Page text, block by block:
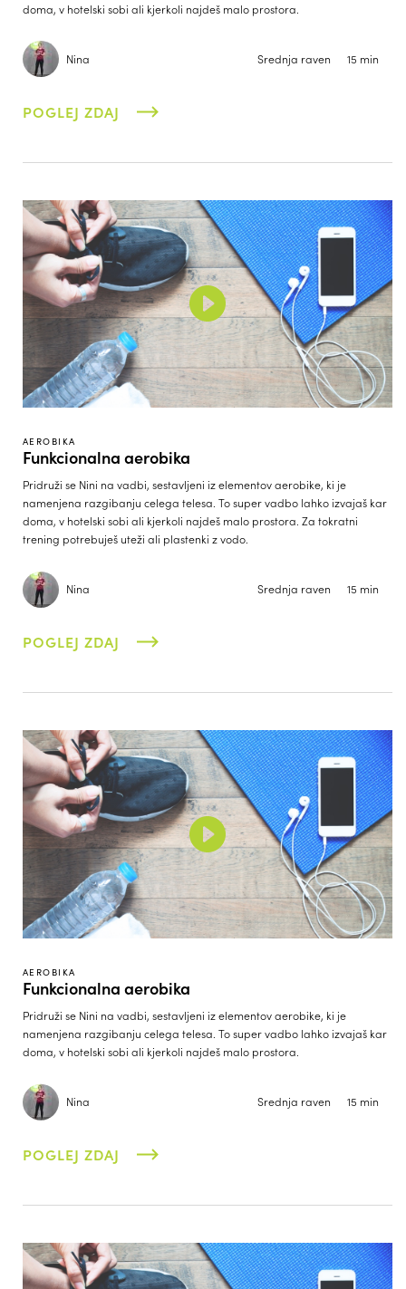
doma, v hotelski sobi ali kjerkoli najdeš malo prostora.
Nina Srednja raven 15 min
POGLEJ ZDAJ
AEROBIKA
Funkcionalna aerobika
Pridruži se Nini na vadbi, sestavljeni iz elementov aerobike, ki je
namenjena razgibanju celega telesa. To super vadbo lahko izvajaš kar
doma, v hotelski sobi ali kjerkoli najdeš malo prostora. Za tokratni
trening potrebuješ uteži ali plastenki z vodo.
Nina Srednja raven 15 min
POGLEJ ZDAJ
AEROBIKA
Funkcionalna aerobika
Pridruži se Nini na vadbi, sestavljeni iz elementov aerobike, ki je
namenjena razgibanju celega telesa. To super vadbo lahko izvajaš kar
doma, v hotelski sobi ali kjerkoli najdeš malo prostora.
Nina Srednja raven 15 min
POGLEJ ZDAJ